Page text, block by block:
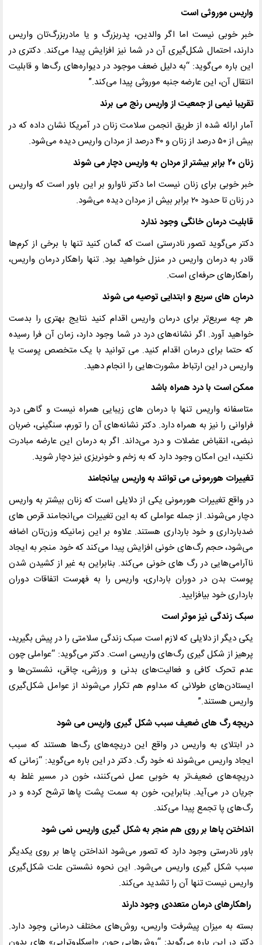
واریس موروثی است
خبر خوبی نیست اما اگر والدین، پدربزرگ و یا مادربزرگ‌تان واریس
دارند، احتمال شکل‌گیری آن در شما نیز افزایش پیدا می‌کند. دکتری در
این باره می‌گوید: “به دلیل ضعف موجود در دیواره‌های رگ‌ها و قابلیت
انتقال آن، این عارضه جنبه موروثی پیدا می‌کند.”
تقریبا نیمی از جمعیت از واریس رنج می برند
آمار ارائه شده از طریق انجمن سلامت زنان در آمریکا نشان داده که در
بیش از۵۰درصد از زنان و۴۰درصد از مردان واریس دیده می‌شود.
زنان ۲۰ برابر بیشتر از مردان به واریس دچار می شوند
خبر خوبی برای زنان نیست اما دکتر ناوارو بر این باور است که واریس
در زنان تا حدود ۲۰ برابر بیش از مردان دیده می‌شود.
قابلیت درمان خانگی وجود ندارد
دکتر می‌گوید تصور نادرستی است که گمان کنید تنها با برخی از کرم‌ها
قادر به درمان واریس در منزل خواهید بود. تنها راهکار درمان واریس،
راهکارهای حرفه‌ای است.
درمان های سریع و ابتدایی توصیه می شوند
هر چه سریع‌تر برای درمان واریس اقدام کنید نتایج بهتری را بدست
خواهید آورد. اگر نشانه‌های درد در شما وجود دارد، زمان آن فرا رسیده
که حتما برای درمان اقدام کنید. می توانید با یک متخصص پوست یا
واریس در این ارتباط مشورت‌هایی را انجام دهید.
ممکن است با درد همراه باشد
متاسفانه واریس تنها با درمان های زیبایی همراه نیست و گاهی درد
فراوانی را نیز به همراه دارد. دکتر نشانه‌های آن را تورم، سنگینی، ضربان
نبضی، انقباض عضلات و درد می‌داند. اگر به درمان این عارضه مبادرت
نکنید، این امکان وجود دارد که به زخم و خونریزی نیز دچار شوید.
تغییرات هورمونی می توانند به واریس بیانجامند
در واقع تغییرات هورمونی یکی از دلایلی است که زنان بیشتر به واریس
دچار می‌شوند. از جمله عواملی که به این تغییرات می‌انجامند قرص های
ضدبارداری و خود بارداری هستند. علاوه بر این زمانیکه وزن‌تان اضافه
می‌شود، حجم رگ‌های خونی افزایش پیدا می‌کند که خود منجر به ایجاد
ناآرامی‌هایی در رگ های خونی می‌کند. بنابراین به غیر از کشیدن شدن
پوست بدن در دوران بارداری، واریس را به فهرست اتفاقات دوران
بارداری خود بیافزایید.
سبک زندگی نیز موثر است
یکی دیگر از دلایلی که لازم است سبک زندگی سلامتی را در پیش بگیرید،
پرهیز از شکل گیری رگ‌های واریسی است. دکتر می‌گوید: “عواملی چون
عدم تحرک کافی و فعالیت‌های بدنی و ورزشی، چاقی، نشستن‌ها و
ایستادن‌های طولانی که مداوم هم تکرار می‌شوند از عوامل شکل‌گیری
واریس هستند.”
دریچه رگ های ضعیف سبب شکل گیری واریس می شود
در ابتلای به واریس در واقع این دریچه‌های رگ‌ها هستند که سبب
ایجاد واریس می‌شوند نه خود رگ. دکتر در این باره می‌گوید: “زمانی که
دریچه‌های ضعیف‌تر به خوبی عمل نمی‌کنند، خون در مسیر غلط به
جریان در می‌آید. بنابراین، خون به سمت پشت پاها ترشح کرده و در
رگ‌های پا تجمع پیدا می‌کند.
انداختن پاها بر روی هم منجر به شکل گیری واریس نمی شود
باور نادرستی وجود دارد که تصور می‌شود انداختن پاها بر روی یکدیگر
سبب شکل گیری واریس می‌شود. این نحوه نشستن علت شکل‌گیری
واریس نیست تنها آن را تشدید می‌کند.
راهکارهای درمان متعددی وجود دارند
بسته به میزان پیشرفت واریس، روش‌های مختلف درمانی وجود دارد.